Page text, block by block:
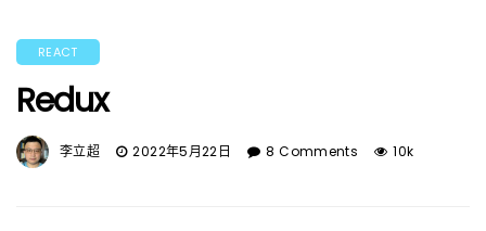
REACT
Redux
李立超 2022年5月22日 8 Comments 10k